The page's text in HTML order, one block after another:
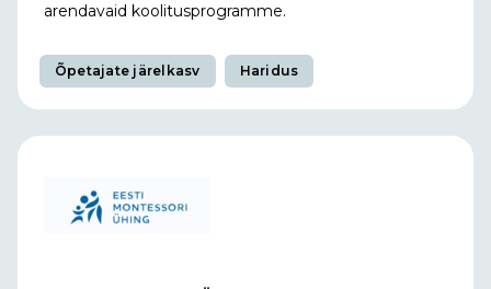
arendavaid koolitusprogramme.
Õpetajate järelkasv Haridus